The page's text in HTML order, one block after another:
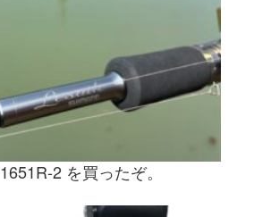
2 を買ったぞ。